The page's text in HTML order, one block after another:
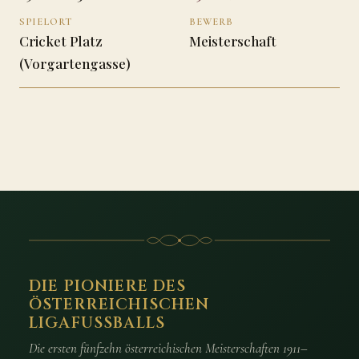
SPIELORT
Cricket Platz
(Vorgartengasse)
BEWERB
Meisterschaft
DIE PIONIERE DES
ÖSTERREICHISCHEN
LIGAFUSSBALLS
Die ersten fünfzehn österreichischen Meisterschaften 1911–